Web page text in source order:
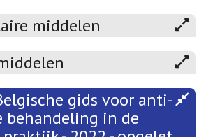
middelen
gids voor anti-
behandeling in de